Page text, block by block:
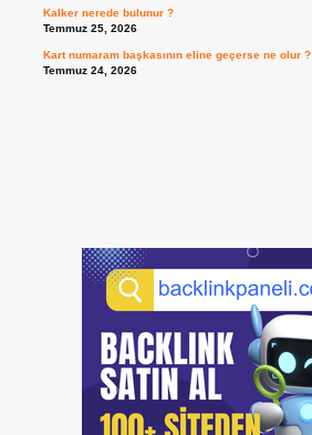
Kalker nerede bulunur ?
Temmuz 25, 2026
Kart numaram başkasının eline geçerse ne olur ?
Temmuz 24, 2026